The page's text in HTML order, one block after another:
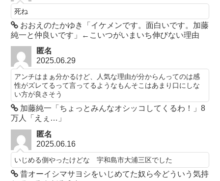
死ね
おおえのたかゆき「イケメンです。面白いです。加藤
純一と仲良いです」←こいつがいまいち伸びない理由
匿名
2025.06.29
アンチはまぁ分かるけど、人気な理由が分からんってのは感
性がズレてるって言ってるようなもんそこはあまり口にしな
い方が良さそう
加藤純一「ちょっとみんなオシッコしてくるわ！」8
万人「えぇ…」
匿名
2025.06.16
いじめる側やったけどな 宇和島市大浦三区でした
昔オーイシマサヨシをいじめてた奴ら今どういう気持